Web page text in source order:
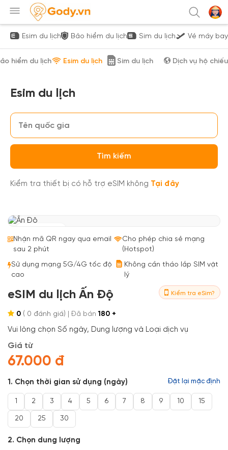
Esim du lịch Bảo hiểm du lịch Sim du lịch Vé máy bay
hiểm du lịch Esim du lịch Sim du lịch Dịch vụ hộ chiếu
Esim du lịch
Tìm kiếm
Kiểm tra thiết bị có hỗ trợ eSIM không Tại đây
Nhận mã QR ngay qua email
sau 2 phút
Cho phép chia sẻ mạng
(Hotspot)
Sử dụng mạng 5G/4G tốc độ
cao
Không cần tháo lắp SIM vật
lý
eSIM du lịch Ấn Độ Kiểm tra eSim?
0 ( 0 đánh giá) | Đã bán180 +
Vui lòng chọn Số ngày, Dung lượng và Loại dịch vụ
Giá từ
67.000 đ
1. Chọn thời gian sử dụng (ngày) Đặt lại mặc định
1 2 3 4 5 6 7 8 9 10 15
20 25 30
2. Chọn dung lượng